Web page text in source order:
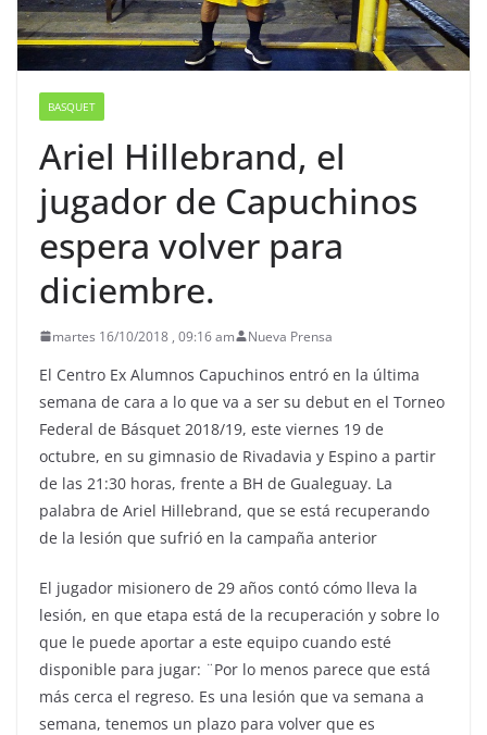
BASQUET
Ariel Hillebrand, el
jugador de Capuchinos
espera volver para
diciembre.
martes 16/10/2018 , 09:16 am Nueva Prensa
El Centro Ex Alumnos Capuchinos entró en la última
semana de cara a lo que va a ser su debut en el Torneo
Federal de Básquet 2018/19, este viernes 19 de
octubre, en su gimnasio de Rivadavia y Espino a partir
de las 21:30 horas, frente a BH de Gualeguay. La
palabra de Ariel Hillebrand, que se está recuperando
de la lesión que sufrió en la campaña anterior
El jugador misionero de 29 años contó cómo lleva la
lesión, en que etapa está de la recuperación y sobre lo
que le puede aportar a este equipo cuando esté
disponible para jugar: ¨Por lo menos parece que está
más cerca el regreso. Es una lesión que va semana a
semana, tenemos un plazo para volver que es